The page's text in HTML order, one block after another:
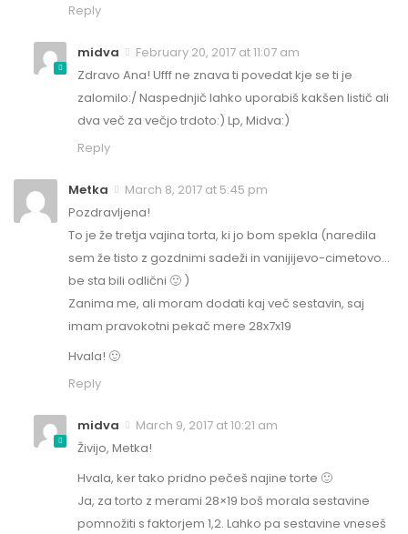
Reply
midva
February 20, 2017 at 11:07 am
Zdravo Ana! Ufff ne znava ti povedat kje se ti je
zalomilo:/ Naspednjič lahko uporabiš kakšen listič ali
dva več za večjo trdoto:) Lp, Midva:)
Reply
Metka
March 8, 2017 at 5:45 pm
Pozdravljena!
To je že tretja vajina torta, ki jo bom spekla (naredila
sem že tisto z gozdnimi sadeži in vanijijevo-cimetovo…
be sta bili odlični 🙂 )
Zanima me, ali moram dodati kaj več sestavin, saj
imam pravokotni pekač mere 28x7x19
Hvala! 🙂
Reply
midva
March 9, 2017 at 10:21 am
Živijo, Metka!
Hvala, ker tako pridno pečeš najine torte 🙂
Ja, za torto z merami 28×19 boš morala sestavine
pomnožiti s faktorjem 1,2. Lahko pa sestavine vneseš